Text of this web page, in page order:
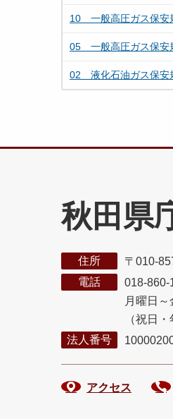
10 一般高圧ガス保
05 一般高圧ガス保
02 液化石油ガス保
秋田県
住所
〒010-
電話
018-860-
月曜日
（祝日
法人番号
アクセス